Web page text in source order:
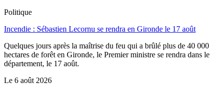
Politique
Incendie : Sébastien Lecornu se rendra en Gironde le 17 août
Quelques jours après la maîtrise du feu qui a brûlé plus de 40 000
hectares de forêt en Gironde, le Premier ministre se rendra dans le
département, le 17 août.
Le 6 août 2026